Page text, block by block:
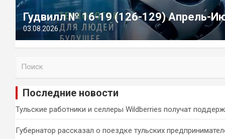
Гудвилл № 16-19 (126-129) Апрель-
03.08.2026
и
Последние новости
Тульские работники и селлеры Wildberries получат
Губернатор рассказал о поездке тульских